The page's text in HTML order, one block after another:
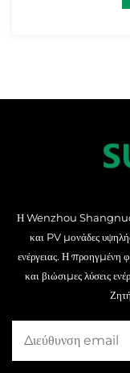
Η Wenzhou Shangnuo
και PV μονάδες
ενέργειας. Η προηγμένη
και βιώσιμες λύσεις